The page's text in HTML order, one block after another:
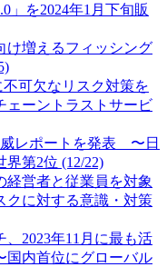
」を2024年1月下旬販
け増えるフィッシング
可欠なリスク対策を
ェーントラストサービ
威レポートを発表 〜日
第2位 (12/22)
経営者と従業員を対象
クに対する意識・対策
2023年11月に最も活
内首位にグローバル